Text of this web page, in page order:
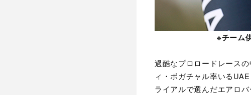
※チーム
過酷なプロロードレース
ィ・ボガチャル率いる
ライアルで選んだエアロ